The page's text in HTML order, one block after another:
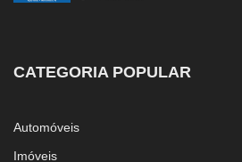
CATEGORIA POPULAR
Automóveis
Imóveis